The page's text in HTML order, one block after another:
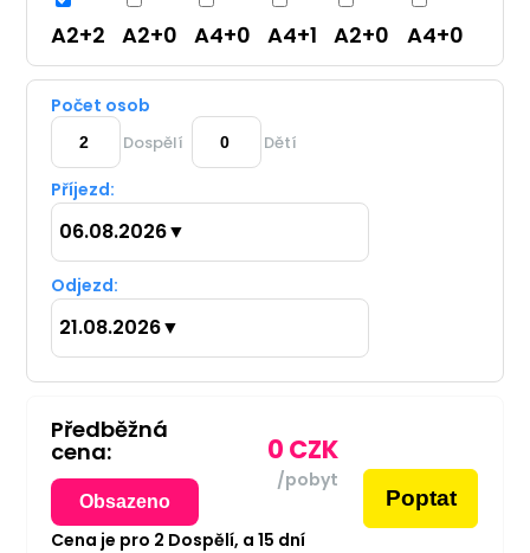
A2+2 A2+0 A4+0 A4+1 A2+0 A4+0
Počet osob
Dospělí Dětí
Příjezd:
06.08.2026▼
Odjezd:
21.08.2026▼
Předběžná
cena:
Obsazeno
0 CZK
/pobyt
Poptat
Cena je pro 2 Dospělí, a 15 dní